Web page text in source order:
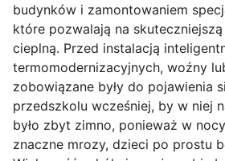
budynków i zamontowaniem
które pozwalają na
cieplną. Przed instalacją
termomodernizacyjnych, woźny
zobowiązane były do pojawienia
przedszkolu wcześniej, by w niej
było zbyt zimno, ponieważ w
znaczne mrozy, dzieci po prostu